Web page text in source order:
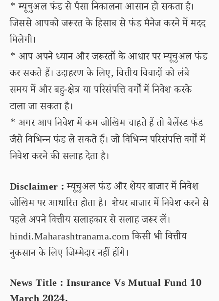
* म्यूचुअल फंड से पैसा निकालना आसान हो सकता है।
जिससे आपको जरूरत के हिसाब से फंड मैनेज करने में मदद
मिलेगी।
* आप अपने ध्यान और जरूरतों के आधार पर म्यूचुअल फंड
कर सकते हैं। उदाहरण के लिए, वित्तीय विवादों को लंबे
समय में और बहु-क्षेत्र या परिसंपत्ति वर्गों में निवेश करके
टाला जा सकता है।
* अगर आप निवेश में कम जोखिम चाहते हैं तो बैलेंस्ड फंड
जैसे विभिन्न फंड ले सकते हैं। जो विभिन्न परिसंपत्ति वर्गों में
निवेश करने की सलाह देता है।
Disclaimer :म्यूचुअल फंड और शेयर बाजार में निवेश
जोखिम पर आधारित होता है। शेयर बाजार में निवेश करने से
पहले अपने वित्तीय सलाहकार से सलाह जरूर लें।
hindi.Maharashtranama.com किसी भी वित्तीय
नुकसान के लिए जिम्मेदार नहीं होंगे।
News Title : Insurance Vs Mutual Fund 10